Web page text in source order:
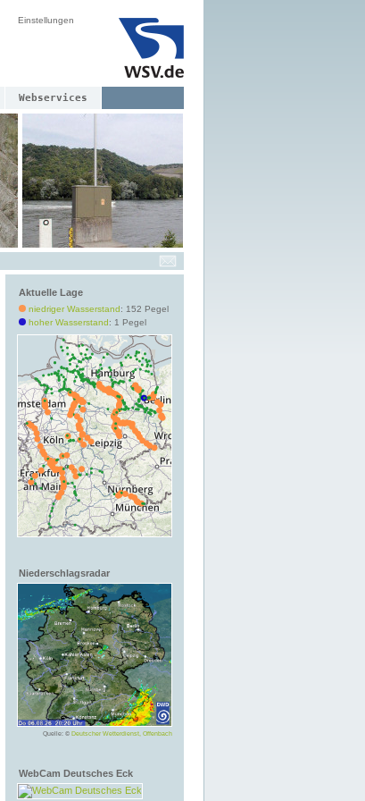
Einstellungen
Webservices
Aktuelle Lage
niedriger Wasserstand: 152 Pegel
hoher Wasserstand: 1 Pegel
Niederschlagsradar
Quelle: © Deutscher Wetterdienst, Offenbach
WebCam Deutsches Eck